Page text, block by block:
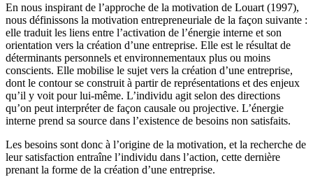
En nous inspirant de l’approche de la motivation de Louart (1997),
nous définissons la motivation entrepreneuriale de la façon suivante :
elle traduit les liens entre l’activation de l’énergie interne et son
orientation vers la création d’une entreprise. Elle est le résultat de
déterminants personnels et environnementaux plus ou moins
conscients. Elle mobilise le sujet vers la création d’une entreprise,
dont le contour se construit à partir de représentations et des enjeux
qu’il y voit pour lui-même. L’individu agit selon des directions
qu’on peut interpréter de façon causale ou projective. L’énergie
interne prend sa source dans l’existence de besoins non satisfaits.
Les besoins sont donc à l’origine de la motivation, et la recherche de
leur satisfaction entraîne l’individu dans l’action, cette dernière
prenant la forme de la création d’une entreprise.